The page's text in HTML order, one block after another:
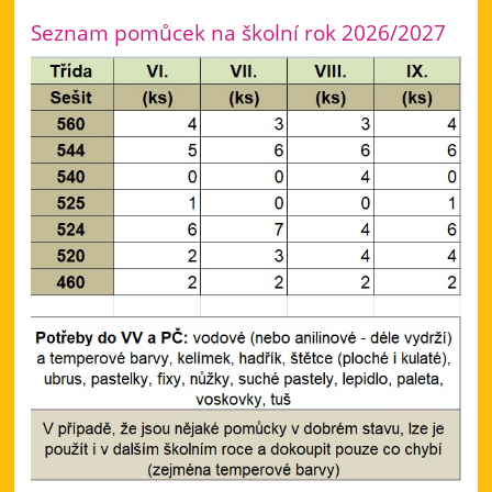
pohádky!:
Seznam pomůcek na školní rok 2026/2027